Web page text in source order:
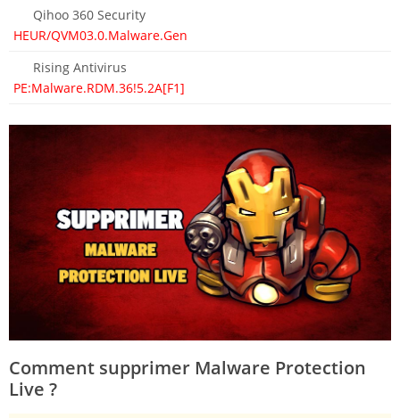
Qihoo 360 Security
HEUR/QVM03.0.Malware.Gen
Rising Antivirus
PE:Malware.RDM.36!5.2A[F1]
Comment supprimer Malware Protection
Live ?